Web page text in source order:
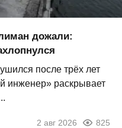
дожали:
после трёх лет
инженер» раскрывает
2 авг 2026 825